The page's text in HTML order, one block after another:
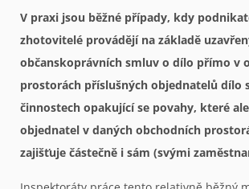
V praxi jsou běžné případy, kdy
zhotovitelé provádějí na základě
občanskoprávních smluv o dílo přímo v
prostorách příslušných objednatelů dílo
činnostech opakující se povahy, které
objednatel v daných obchodních
zajišťuje částečně i sám (svými